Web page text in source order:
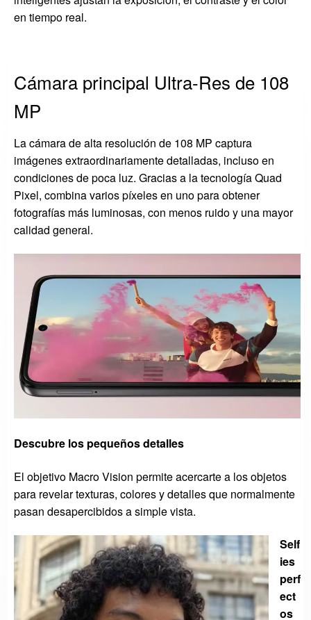
en tiempo real.
Cámara principal Ultra-Res de 108
MP
La cámara de alta resolución de 108 MP captura
imágenes extraordinariamente detalladas, incluso en
condiciones de poca luz. Gracias a la tecnología Quad
Pixel, combina varios píxeles en uno para obtener
fotografías más luminosas, con menos ruido y una mayor
calidad general.
Descubre los pequeños detalles
El objetivo Macro Vision permite acercarte a los objetos
para revelar texturas, colores y detalles que normalmente
pasan desapercibidos a simple vista.
Self
ies
perf
ect
os